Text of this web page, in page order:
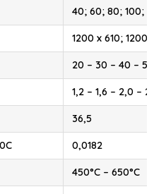
40; 60; 80; 100;
1200 x 610; 1200
20 – 30 – 40 – 50
1,2 – 1,6 – 2,0 –
36,5
0,0182
450°C – 650°C